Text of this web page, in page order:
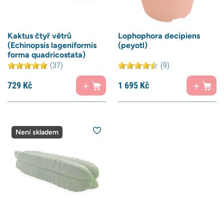
Kaktus čtyř větrů
(Echinopsis lageniformis
forma quadricostata)
(37)
729 Kč
Lophophora decipiens
(peyotl)
(9)
1 695 Kč
Není skladem